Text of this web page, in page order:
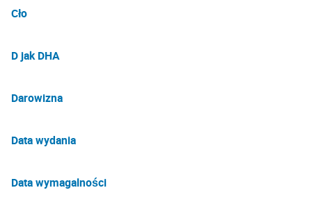
Cło
D jak DHA
Darowizna
Data wydania
Data wymagalności